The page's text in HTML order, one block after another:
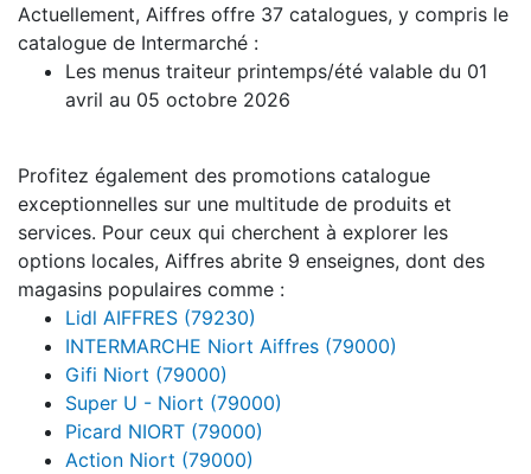
Actuellement, Aiffres offre 37 catalogues, y compris le
catalogue de Intermarché :
Les menus traiteur printemps/été valable du 01
avril au 05 octobre 2026
Profitez également des promotions catalogue
exceptionnelles sur une multitude de produits et
services. Pour ceux qui cherchent à explorer les
options locales, Aiffres abrite 9 enseignes, dont des
magasins populaires comme :
Lidl AIFFRES (79230)
INTERMARCHE Niort Aiffres (79000)
Gifi Niort (79000)
Super U - Niort (79000)
Picard NIORT (79000)
Action Niort (79000)